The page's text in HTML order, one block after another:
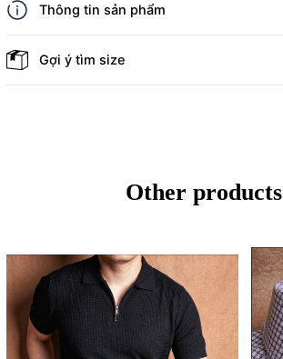
Thông tin sản phẩm
Gợi ý tìm size
Other products